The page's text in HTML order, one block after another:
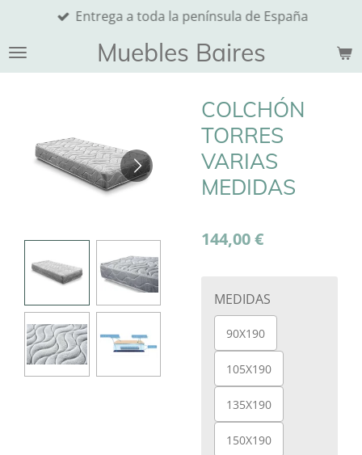
contenido
principal
Muebles Baires
Entrega a toda la península de España
COLCHÓN
TORRES
VARIAS
MEDIDAS
144,00 €
MEDIDAS
90X190
105X190
135X190
150X190